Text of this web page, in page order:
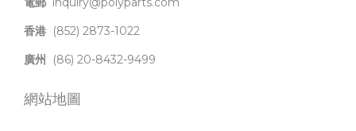
香港 (852) 2873-1022
廣州
(86) 20-8432-9499
網站地圖